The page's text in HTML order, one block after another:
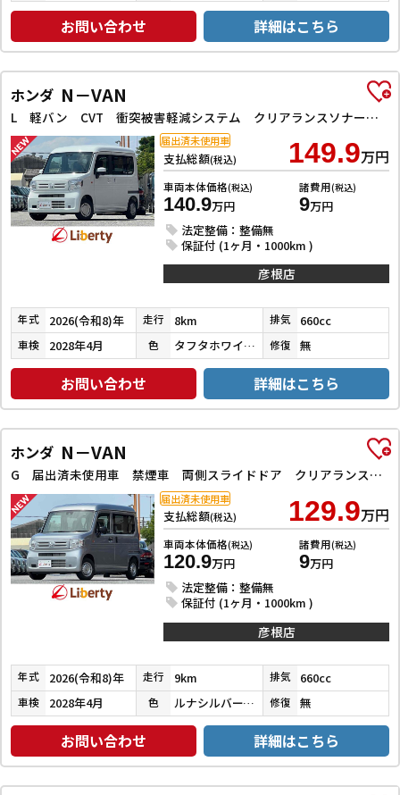
お問い合わせ 詳細はこちら
ホンダ N－VAN
L 軽バン CVT 衝突被害軽減システム クリアランスソナー オートクルーズコントロール レーンアシスト バックカメラ 両側スライドドア アイドリングストップ 電動格納ミラー オートライト ESC
支払総額(税込) 149.9万円
車両本体価格(税込)
140.9万円
諸費用(税込)
9万円
法定整備：整備無
保証付 (1ヶ月・1000km )
届出済未使用車
彦根店
年式 2026(令和8)年 走行 8km 排気 660cc
車検 2028年4月 色 タフタホワイトⅢ 修復 無
お問い合わせ 詳細はこちら
ホンダ N－VAN
G 届出済未使用車 禁煙車 両側スライドドア クリアランスソナー オートクルーズコントロール レーンアシスト 衝突被害軽減システム アイドリングストップ CVT ABS ESC エアコン
支払総額(税込) 129.9万円
車両本体価格(税込)
120.9万円
諸費用(税込)
9万円
法定整備：整備無
保証付 (1ヶ月・1000km )
届出済未使用車
彦根店
年式 2026(令和8)年 走行 9km 排気 660cc
車検 2028年4月 色 ルナシルバーメタリック 修復 無
お問い合わせ 詳細はこちら